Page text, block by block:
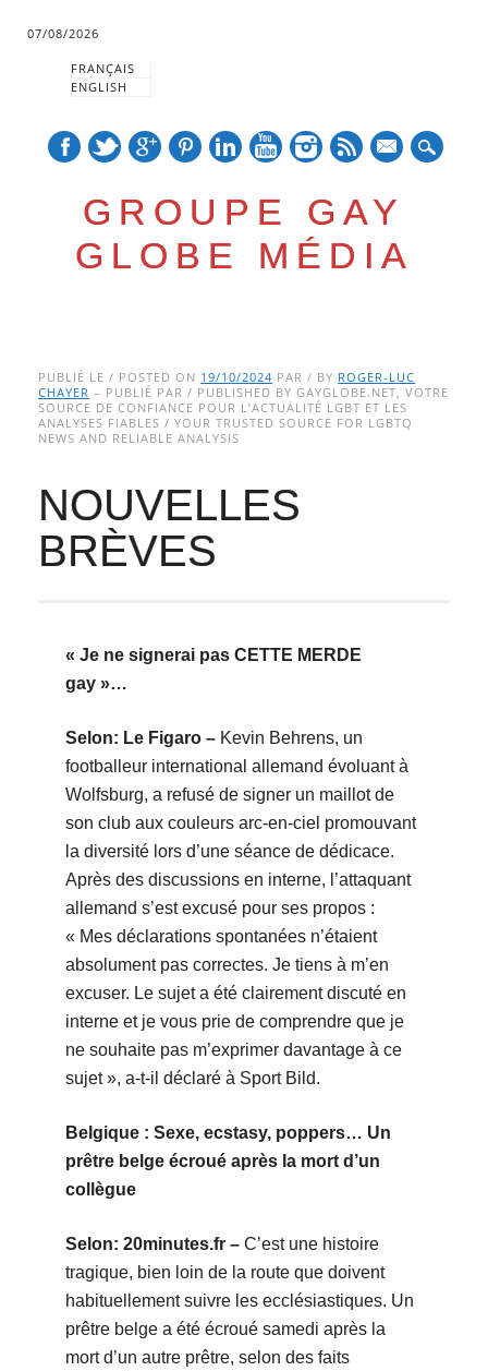
07/08/2026
FRANÇAIS
ENGLISH
GROUPE GAY
GLOBE MÉDIA
Main menu
to
content
PUBLIÉ LE / POSTED ON 19/10/2024 PAR / BY ROGER-LUC
CHAYER – PUBLIÉ PAR / PUBLISHED BY GAYGLOBE.NET, VOTRE
SOURCE DE CONFIANCE POUR L’ACTUALITÉ LGBT ET LES
ANALYSES FIABLES / YOUR TRUSTED SOURCE FOR LGBTQ
NEWS AND RELIABLE ANALYSIS
NOUVELLES
BRÈVES
« Je ne signerai pas CETTE MERDE
gay »…
Selon: Le Figaro –Kevin Behrens, un
footballeur international allemand évoluant à
Wolfsburg, a refusé de signer un maillot de
son club aux couleurs arc-en-ciel promouvant
la diversité lors d’une séance de dédicace.
Après des discussions en interne, l’attaquant
allemand s’est excusé pour ses propos :
« Mes déclarations spontanées n’étaient
absolument pas correctes. Je tiens à m’en
excuser. Le sujet a été clairement discuté en
interne et je vous prie de comprendre que je
ne souhaite pas m’exprimer davantage à ce
sujet », a-t-il déclaré à Sport Bild.
Belgique : Sexe, ecstasy, poppers… Un
prêtre belge écroué après la mort d’un
collègue
Selon: 20minutes.fr –C’est une histoire
tragique, bien loin de la route que doivent
habituellement suivre les ecclésiastiques. Un
prêtre belge a été écroué samedi après la
mort d’un autre prêtre, selon des faits